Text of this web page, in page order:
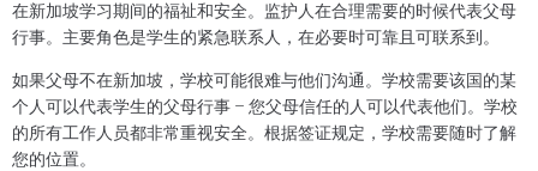
在新加坡学习期间的福祉和安全。监护人在合理需要的时候代表父母
行事。主要角色是学生的紧急联系人，在必要时可靠且可联系到。
如果父母不在新加坡，学校可能很难与他们沟通。学校需要该国的某
个人可以代表学生的父母行事 – 您父母信任的人可以代表他们。学校
的所有工作人员都非常重视安全。根据签证规定，学校需要随时了解
您的位置。